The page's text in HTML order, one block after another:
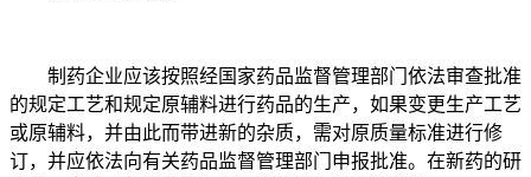
制药企业应该按照经国家药品监督管理部门依法审查批准
的规定工艺和规定原辅料进行药品的生产，如果变更生产工艺
或原辅料，并由此而带进新的杂质，需对原质量标准进行修
订，并应依法向有关药品监督管理部门申报批准。在新药的研